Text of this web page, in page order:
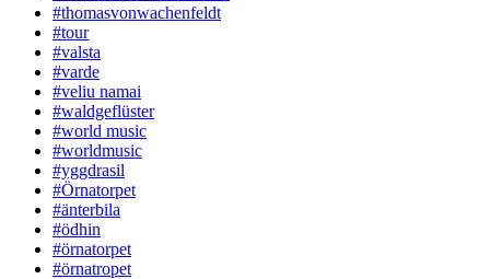
#thomasvonwachenfeldt
#tour
#valsta
#varde
#veliu namai
#waldgeflüster
#world music
#worldmusic
#yggdrasil
#Örnatorpet
#änterbila
#ödhin
#örnatorpet
#örnatropet